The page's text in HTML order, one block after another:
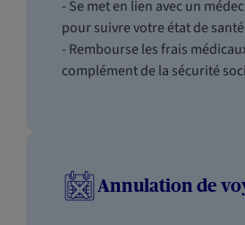
- Se met en lien avec un
pour suivre votre état de santé
- Rembourse les frais
complément de la sécurité
Annulation de